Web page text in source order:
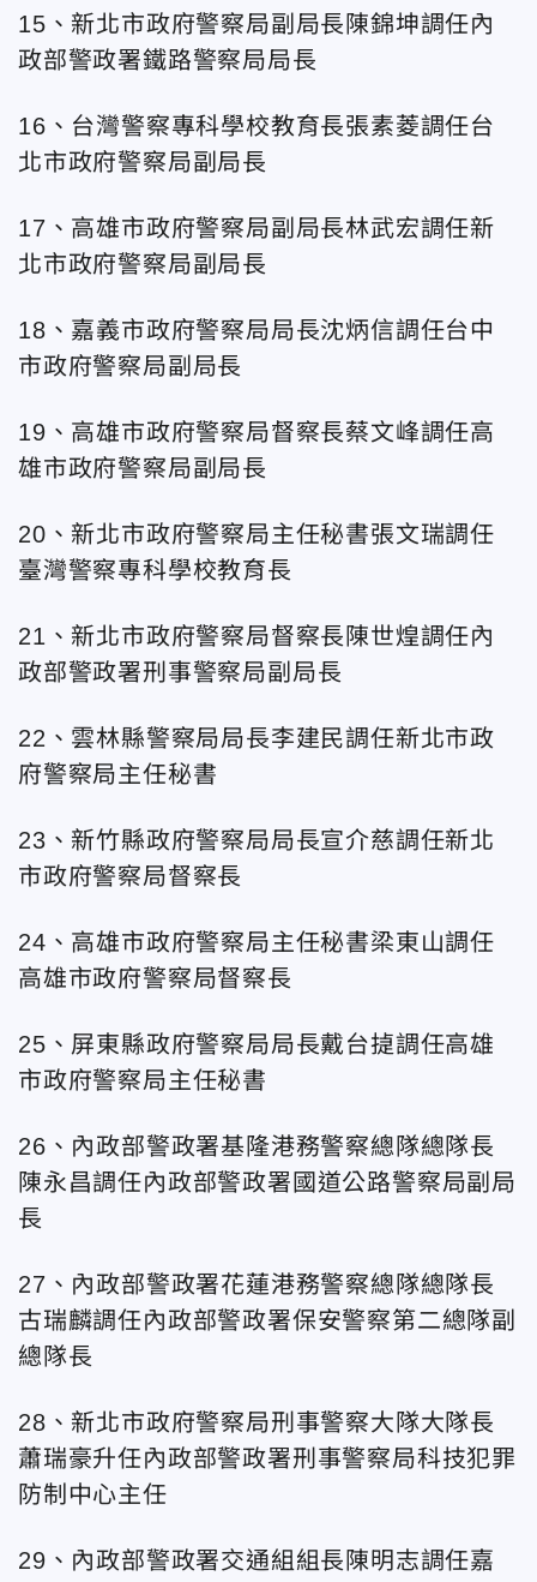
15、新北市政府警察局副局長陳錦坤調任內
政部警政署鐵路警察局局長
16、台灣警察專科學校教育長張素菱調任台
北市政府警察局副局長
17、高雄市政府警察局副局長林武宏調任新
北市政府警察局副局長
18、嘉義市政府警察局局長沈炳信調任台中
市政府警察局副局長
19、高雄市政府警察局督察長蔡文峰調任高
雄市政府警察局副局長
20、新北市政府警察局主任秘書張文瑞調任
臺灣警察專科學校教育長
21、新北市政府警察局督察長陳世煌調任內
政部警政署刑事警察局副局長
22、雲林縣警察局局長李建民調任新北市政
府警察局主任秘書
23、新竹縣政府警察局局長宣介慈調任新北
市政府警察局督察長
24、高雄市政府警察局主任秘書梁東山調任
高雄市政府警察局督察長
25、屏東縣政府警察局局長戴台㨗調任高雄
市政府警察局主任秘書
26、內政部警政署基隆港務警察總隊總隊長
陳永昌調任內政部警政署國道公路警察局副局
長
27、內政部警政署花蓮港務警察總隊總隊長
古瑞麟調任內政部警政署保安警察第二總隊副
總隊長
28、新北市政府警察局刑事警察大隊大隊長
蕭瑞豪升任內政部警政署刑事警察局科技犯罪
防制中心主任
29、內政部警政署交通組組長陳明志調任嘉